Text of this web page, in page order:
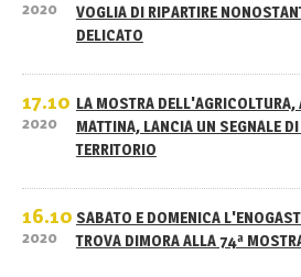
2020
VOGLIA DI RIPARTIRE
DELICATO
17.10
2020
LA MOSTRA DELL'AGRICOLTURA,
MATTINA, LANCIA UN SEGNALE
TERRITORIO
16.10
2020
SABATO E DOMENICA
TROVA DIMORA ALLA 74ª